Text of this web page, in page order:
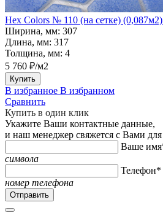
Hex Colors № 110 (на сетке)
Ширина, мм: 307
Длина, мм: 317
Толщина, мм: 4
5 760 ₽/м2
Купить
В избранное В избранном
Сравнить
Купить в один клик
Укажите Ваши контактные данные,
и наш менеджер свяжется с Вами для
Ваше
символа
Телефон*
номер телефона